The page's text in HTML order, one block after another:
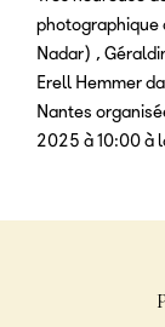
photographique
Nadar),
Erell Hemmer
Nantes
2025 à 10:00 à